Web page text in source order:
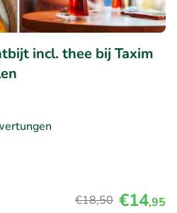
incl. thee bij Taxim
€18,50 €14,95